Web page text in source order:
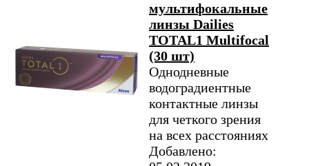
мультифокальные
линзы Dailies
TOTAL1 Multifocal
(30 шт)
Однодневные
водоградиентные
контактные линзы
для четкого зрения
на всех расстояниях
Добавлено: